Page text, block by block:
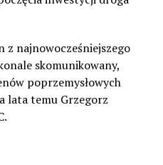
z najnowocześniejszego
skomunikowany,
poprzemysłowych
lata temu Grzegorz